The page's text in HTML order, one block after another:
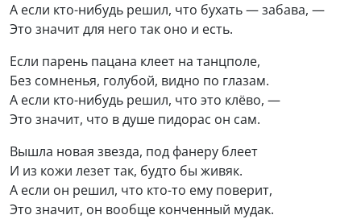
А если кто-нибудь решил, что бухать — забава, —
Это значит для него так оно и есть.
Если парень пацана клеет на танцполе,
Без сомненья, голубой, видно по глазам.
А если кто-нибудь решил, что это клёво, —
Это значит, что в душе пидорас он сам.
Вышла новая звезда, под фанеру блеет
И из кожи лезет так, будто бы живяк.
А если он решил, что кто-то ему поверит,
Это значит, он вообще конченный мудак.